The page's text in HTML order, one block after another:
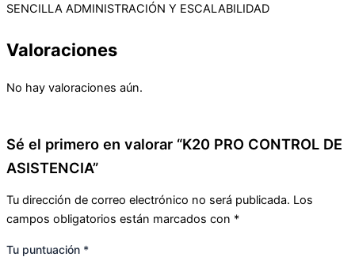
SENCILLA ADMINISTRACIÓN Y ESCALABILIDAD
Valoraciones
No hay valoraciones aún.
Sé el primero en valorar “K20 PRO CONTROL DE
ASISTENCIA”
Tu dirección de correo electrónico no será publicada. Los
campos obligatorios están marcados con *
Tu puntuación *